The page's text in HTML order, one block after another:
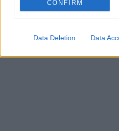
CONFIRM
Data Deletion Data